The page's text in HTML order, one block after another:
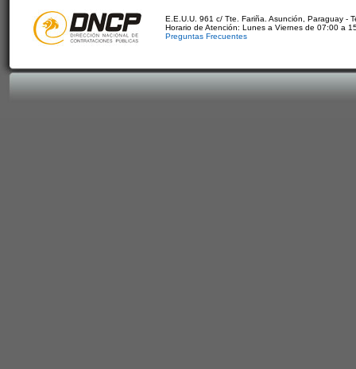
E.E.U.U. 961 c/ Tte. Fariña. Asunción, Paraguay -
Horario de Atención: Lunes a Viernes de 07:00 a
Preguntas Frecuentes